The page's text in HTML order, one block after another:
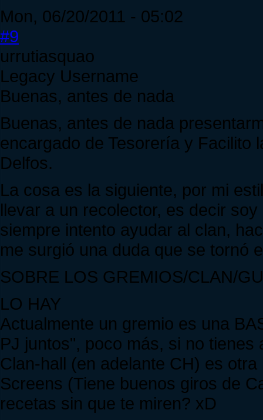
Mon, 06/20/2011 - 05:02
#9
urrutiasquao
Legacy Username
Buenas, antes de nada
Buenas, antes de nada
encargado de Tesorería y Facilito
Delfos.
La cosa es la siguiente, por mi
llevar a un recolector, es decir
siempre intento ayudar al clan,
me surgió una duda que se tornó
SOBRE LOS GREMIOS/CLAN/
LO HAY
Actualmente un gremio es una
PJ juntos", poco más, si no tienes
Clan-hall (en adelante CH) es
Screens (Tiene buenos giros de
recetas sin que te miren? xD